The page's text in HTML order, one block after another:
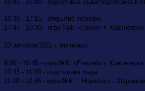
15:45 - 16:00 - подготовка льда/подготовка к
16:30 - 17:15 - открытие турнира
17:45 - 19:30 - игра №4: «Сокол» г. Красноярск
23 декабря 2011 г. (пятница)
9:00 - 10:45 - игра №5: «Енисей» г.
10:45 - 11:00 - подготовка льда
11:00 - 12:45 - игра №6: г. Норильск -